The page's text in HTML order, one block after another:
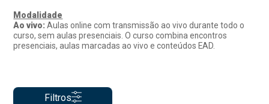
Modalidade
Ao vivo:Aulas online com transmissão ao vivo durante todo o
curso, sem aulas presenciais. O curso combina encontros
presenciais, aulas marcadas ao vivo e conteúdos EAD.
Filtros